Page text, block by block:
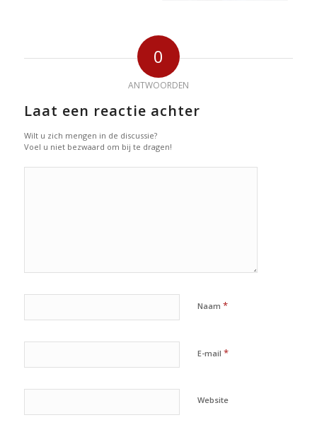
0
ANTWOORDEN
Laat een reactie achter
Wilt u zich mengen in de discussie?
Voel u niet bezwaard om bij te dragen!
Naam *
E-mail *
Website